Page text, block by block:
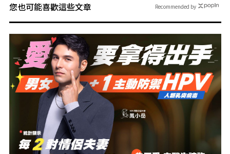
您也可能喜歡這些文章 Recommended by